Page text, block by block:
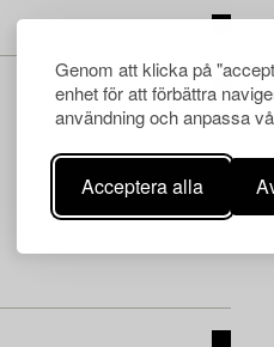
Genom att klicka på
enhet för att förbättra
användning och anpassa
Acceptera alla